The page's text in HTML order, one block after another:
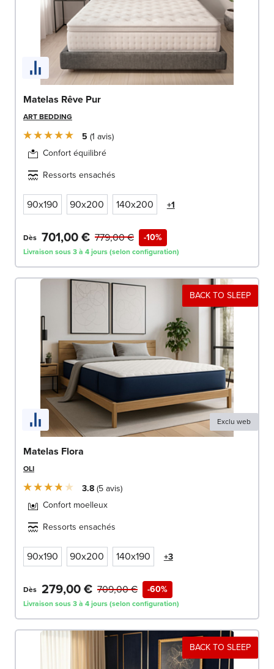
Matelas Rêve Pur
ART BEDDING
5 1 avis
Confort équilibré
Ressorts ensachés
90x190 90x200 140x200 +1
Dès 701,00 € -10%
779,00 €
Livraison sous 3 à 4 jours (selon configuration)
BACK TO SLEEP
Exclu web
Matelas Flora
OLI
3.8 5avis
Confort moelleux
Ressorts ensachés
90x190 90x200 140x190 +3
Dès 279,00 € -60%
709,00 €
Livraison sous 3 à 4 jours (selon configuration)
BACK TO SLEEP